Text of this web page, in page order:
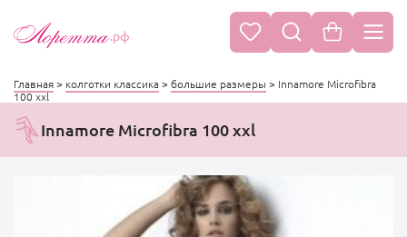
.рф
Главная> колготки классика> большие размеры > Innamore Microfibra
100 xxl
Innamore Microfibra 100 xxl